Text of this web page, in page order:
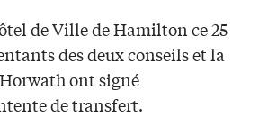
de Ville de Hamilton ce 25
des deux conseils et la
ont signé
de transfert.